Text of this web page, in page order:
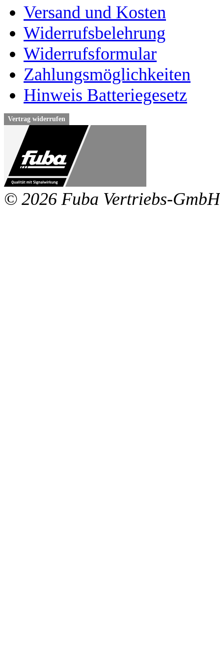
Versand und Kosten
Widerrufsbelehrung
Widerrufsformular
Zahlungsmöglichkeiten
Hinweis Batteriegesetz
Vertrag widerrufen
© 2026 Fuba Vertriebs-GmbH